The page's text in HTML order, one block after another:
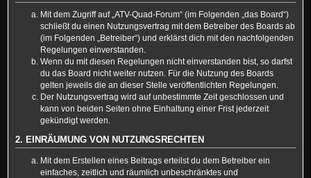
Mit dem Zugriff auf „ATV-Quad-Forum“ (im Folgenden „das Board“)
schließt du einen Nutzungsvertrag mit dem Betreiber des Boards ab
(im Folgenden „Betreiber“) und erklärst dich mit den nachfolgenden
Regelungen einverstanden.
Wenn du mit diesen Regelungen nicht einverstanden bist, so darfst
du das Board nicht weiter nutzen. Für die Nutzung des Boards
gelten jeweils die an dieser Stelle veröffentlichten Regelungen.
Der Nutzungsvertrag wird auf unbestimmte Zeit geschlossen und
kann von beiden Seiten ohne Einhaltung einer Frist jederzeit
gekündigt werden.
2. EINRÄUMUNG VON NUTZUNGSRECHTEN
Mit dem Erstellen eines Beitrags erteilst du dem Betreiber ein
einfaches, zeitlich und räumlich unbeschränktes und